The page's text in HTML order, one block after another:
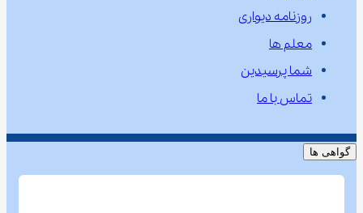
روزنامه دیواری
معلم ها
شما پرسیدین
تماس با ما
گواهی ها